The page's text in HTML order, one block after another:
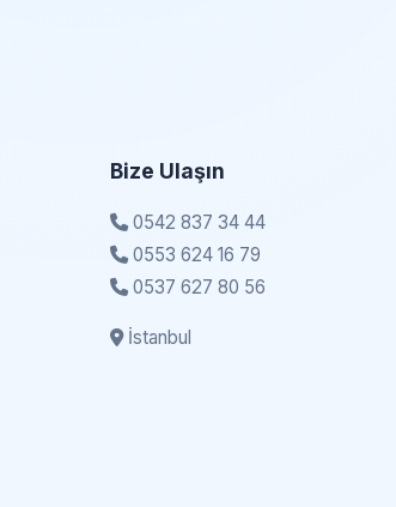
Bize Ulaşın
0542 837 34 44
0553 624 16 79
0537 627 80 56
İstanbul